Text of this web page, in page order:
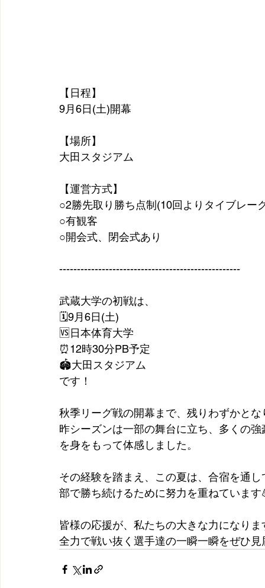
【日程】
9月6日(土)開幕
【場所】
大田スタジアム
【運営方式】
○2勝先取り勝ち点制(10回よりタイブレー
○有観客
○開会式、閉会式あり
---------------------------------------------------
武蔵大学の初戦は、
🗓9月6日(土)
🆚日本体育大学
⏰12時30分PB予定
🏟️大田スタジアム
です！
秋季リーグ戦の開幕まで、残りわずかとな
昨シーズンは一部の舞台に立ち、多くの
を身をもって体感しました。
その経験を踏まえ、この夏は、合宿を通
部で勝ち続けるために努力を重ねています
皆様の応援が、私たちの大きな力になりま
全力で戦い抜く選手達の一瞬一瞬をぜひ見